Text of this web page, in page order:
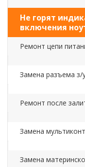
Не горят
включения
Ремонт цепи
Замена разъема з/
Ремонт после
Замена
Замена